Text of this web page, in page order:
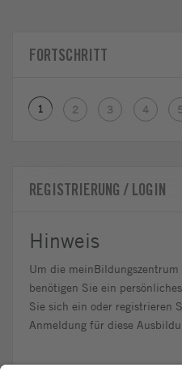
REGISTRIERUNG / LOGIN
Hinweis
Um die
benötigen Sie ein
Sie sich ein oder registrieren
Anmeldung für diese
FORTSCHRITT
1 2 3 4 5